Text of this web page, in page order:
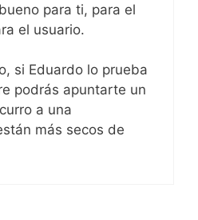
para ti, para el
el usuario.
si Eduardo lo prueba
podrás apuntarte un
a una
más secos de